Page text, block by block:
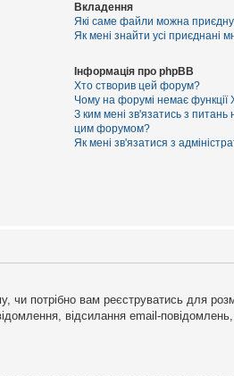
Вкладення
Які саме файли можна
Як мені знайти усі приєднані
Інформація про phpBB
Хто створив цей форум?
Чому на форумі немає функції
З ким мені зв'язатись з
цим форумом?
Як мені зв'язатися з
потрібно вам реєструватись для
відсилання email-